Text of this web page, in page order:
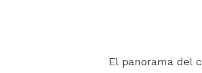
El panorama del